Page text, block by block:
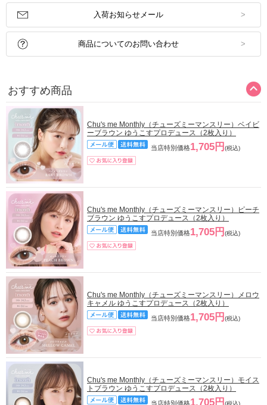
入荷お知らせメール
商品についてのお問い合わせ
おすすめ商品
Chu's me Monthly（チューズミーマンスリー）ベイビ
ーブラウン ゆうこすプロデュース（2枚入り）
当店特別価格1,705円 (税込)
Chu's me Monthly（チューズミーマンスリー）ピーチ
ブラウン ゆうこすプロデュース（2枚入り）
当店特別価格1,705円 (税込)
Chu's me Monthly（チューズミーマンスリー）メロウ
キャメル ゆうこすプロデュース（2枚入り）
当店特別価格1,705円 (税込)
Chu's me Monthly（チューズミーマンスリー）モイス
トブラウン ゆうこすプロデュース（2枚入り）
当店特別価格1,705円 (税込)